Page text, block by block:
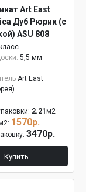
Art East
Дуб Рюрик (с
ASU 808
5,5 мм
Art East
2.21 м2
1570р.
3470р.
Купить